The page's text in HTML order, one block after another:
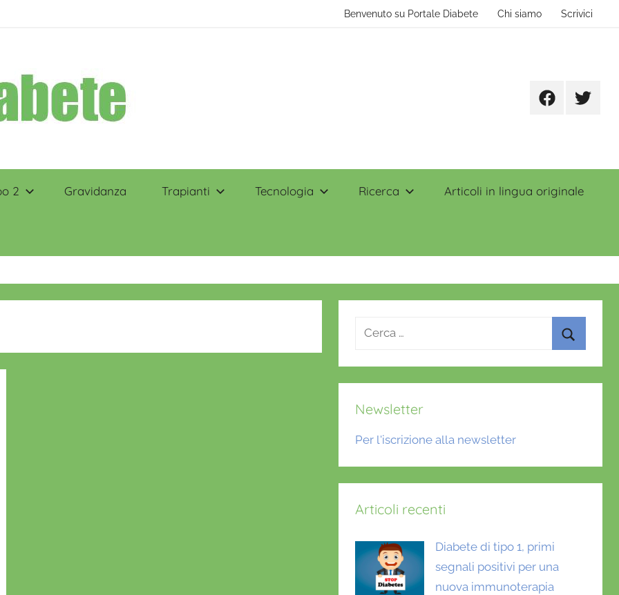
Benvenuto su Portale Diabete Chi siamo Scrivici
FacebookTwitter
2 Gravidanza Trapianti Tecnologia Ricerca Articoli in lingua originale
Ricerca
Newsletter
Per l'iscrizione alla newsletter
Articoli recenti
Diabete di tipo 1, primi
segnali positivi per una
nuova immunoterapia